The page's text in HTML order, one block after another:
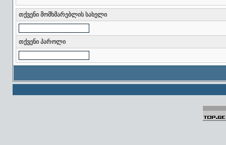
თქვენი მომხმარებლის სახელი
თქვენი პაროლი